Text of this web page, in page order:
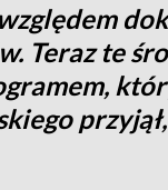
Teraz te